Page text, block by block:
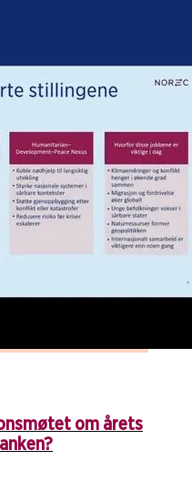
om årets